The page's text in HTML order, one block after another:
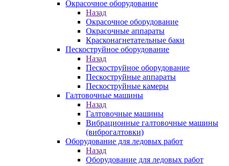
Окрасочное оборудование
Назад
Окрасочное оборудование
Окрасочные аппараты
Красконагнетательные баки
Пескоструйное оборудование
Назад
Пескоструйное оборудование
Пескоструйные аппараты
Пескоструйные камеры
Галтовочные машины
Назад
Галтовочные машины
Вибрационные галтовочные машины
(виброгалтовки)
Оборудование для ледовых работ
Назад
Оборудование для ледовых работ